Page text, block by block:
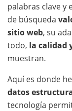
palabras clave y
de búsqueda
sitio web, su
todo, la calidad
muestran.
Aquí es donde
datos
tecnología